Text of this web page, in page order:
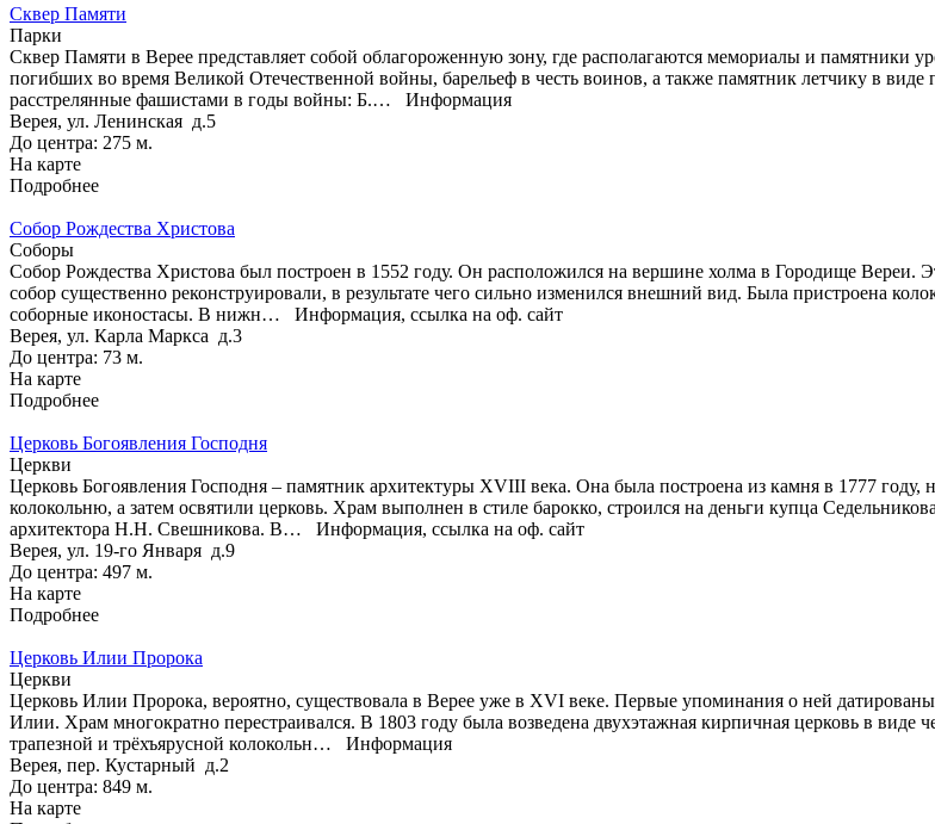
Сквер Памяти
Парки
Сквер Памяти в Верее представляет собой облагороженную зону, где располагаются мемориалы и памятники
погибших во время Великой Отечественной войны, барельеф в честь воинов, а также памятник летчику в
расстрелянные фашистами в годы войны: Б.… Информация
Верея, ул. Ленинская д.5
До центра: 275 м.
На карте
Подробнее
Собор Рождества Христова
Соборы
Собор Рождества Христова был построен в 1552 году. Он расположился на вершине холма в Городище Вереи.
собор существенно реконструировали, в результате чего сильно изменился внешний вид. Была пристроена
соборные иконостасы. В нижн… Информация, ссылка на оф. сайт
Верея, ул. Карла Маркса д.3
До центра: 73 м.
На карте
Подробнее
Церковь Богоявления Господня
Церкви
Церковь Богоявления Господня – памятник архитектуры XVIII века. Она была построена из камня в 1777
колокольню, а затем освятили церковь. Храм выполнен в стиле барокко, строился на деньги купца
архитектора Н.Н. Свешникова. В… Информация, ссылка на оф. сайт
Верея, ул. 19-го Января д.9
До центра: 497 м.
На карте
Подробнее
Церковь Илии Пророка
Церкви
Церковь Илии Пророка, вероятно, существовала в Верее уже в XVI веке. Первые упоминания о ней датированы
Илии. Храм многократно перестраивался. В 1803 году была возведена двухэтажная кирпичная церковь в
трапезной и трёхъярусной колокольн… Информация
Верея, пер. Кустарный д.2
До центра: 849 м.
На карте